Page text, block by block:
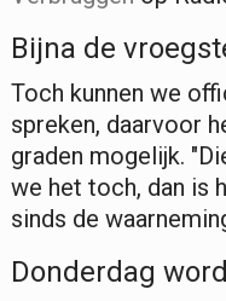
Bijna de
Toch kunnen we
spreken, daarvoor
graden mogelijk.
we het toch, dan is
sinds de
Donderdag